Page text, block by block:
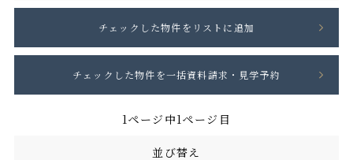
1ページ中1ページ目
並び替え